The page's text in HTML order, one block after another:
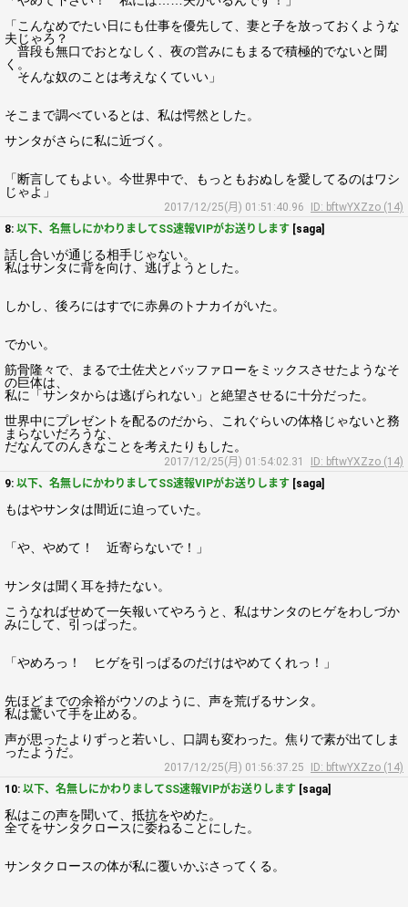
「こんなめでたい日にも仕事を優先して、妻と子を放っておくような
夫じゃろ？
普段も無口でおとなしく、夜の営みにもまるで積極的でないと聞
く。
そんな奴のことは考えなくていい」
そこまで調べているとは、私は愕然とした。
サンタがさらに私に近づく。
「断言してもよい。今世界中で、もっともおぬしを愛してるのはワシ
じゃよ」
2017/12/25(月) 01:51:40.96
ID: bftwYXZzo (14)
8: 以下、名無しにかわりましてSS速報VIPがお送りします [saga]
話し合いが通じる相手じゃない。
私はサンタに背を向け、逃げようとした。
しかし、後ろにはすでに赤鼻のトナカイがいた。
でかい。
筋骨隆々で、まるで土佐犬とバッファローをミックスさせたようなそ
の巨体は、
私に「サンタからは逃げられない」と絶望させるに十分だった。
世界中にプレゼントを配るのだから、これぐらいの体格じゃないと務
まらないだろうな、
だなんてのんきなことを考えたりもした。
2017/12/25(月) 01:54:02.31
ID: bftwYXZzo (14)
9: 以下、名無しにかわりましてSS速報VIPがお送りします [saga]
もはやサンタは間近に迫っていた。
「や、やめて！ 近寄らないで！」
サンタは聞く耳を持たない。
こうなればせめて一矢報いてやろうと、私はサンタのヒゲをわしづか
みにして、引っぱった。
「やめろっ！ ヒゲを引っぱるのだけはやめてくれっ！」
先ほどまでの余裕がウソのように、声を荒げるサンタ。
私は驚いて手を止める。
声が思ったよりずっと若いし、口調も変わった。焦りで素が出てしま
ったようだ。
2017/12/25(月) 01:56:37.25
ID: bftwYXZzo (14)
10: 以下、名無しにかわりましてSS速報VIPがお送りします [saga]
私はこの声を聞いて、抵抗をやめた。
全てをサンタクロースに委ねることにした。
サンタクロースの体が私に覆いかぶさってくる。